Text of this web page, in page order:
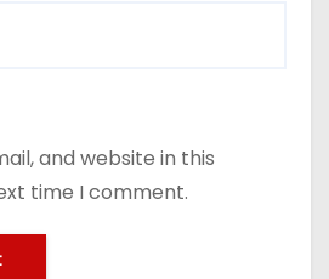
and website in this
time I comment.